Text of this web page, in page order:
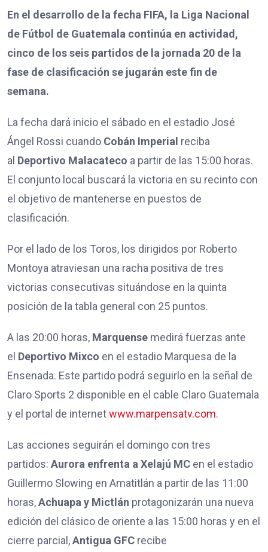
En el desarrollo de la fecha FIFA, la Liga Nacional
de Fútbol de Guatemala continúa en actividad,
cinco de los seis partidos de la jornada 20 de la
fase de clasificación se jugarán este fin de
semana.
La fecha dará inicio el sábado en el estadio José
Ángel Rossi cuando Cobán Imperial reciba
al Deportivo Malacateco a partir de las 15:00 horas.
El conjunto local buscará la victoria en su recinto con
el objetivo de mantenerse en puestos de
clasificación.
Por el lado de los Toros, los dirigidos por Roberto
Montoya atraviesan una racha positiva de tres
victorias consecutivas situándose en la quinta
posición de la tabla general con 25 puntos.
A las 20:00 horas, Marquense medirá fuerzas ante
el Deportivo Mixco en el estadio Marquesa de la
Ensenada. Este partido podrá seguirlo en la señal de
Claro Sports 2 disponible en el cable Claro Guatemala
y el portal de internetwww.marpensatv.com.
Las acciones seguirán el domingo con tres
partidos: Aurora enfrenta a Xelajú MC en el estadio
Guillermo Slowing en Amatitlán a partir de las 11:00
horas,Achuapa y Mictlán protagonizarán una nueva
edición del clásico de oriente a las 15:00 horas y en el
cierre parcial,Antigua GFC recibe